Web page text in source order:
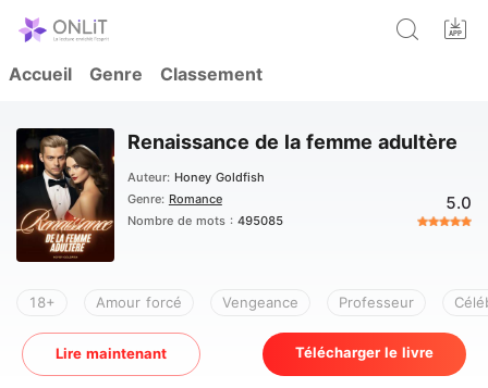
Accueil Genre Classement
Renaissance de la femme adultère
Auteur: Honey Goldfish
Genre: Romance
Nombre de mots : 495085
5.0
18+ Amour forcé Vengeance Professeur
Lire maintenant Télécharger le livre